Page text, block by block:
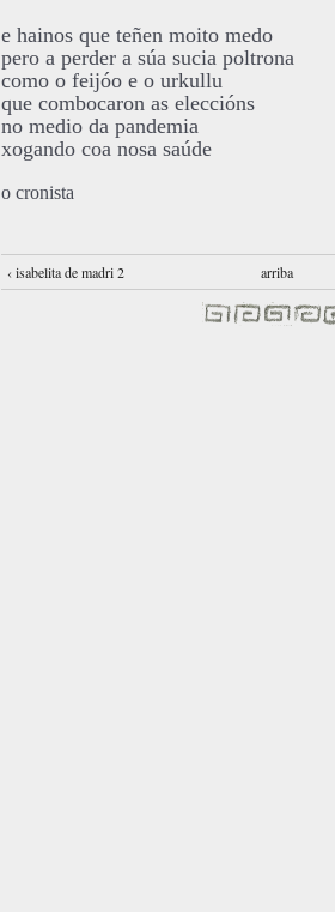
e hainos que teñen moito medo
pero a perder a súa sucia poltrona
como o feijóo e o urkullu
que combocaron as eleccións
no medio da pandemia
xogando coa nosa saúde
o cronista
‹ isabelita de madri 2 arriba